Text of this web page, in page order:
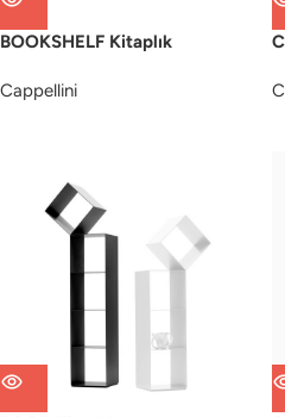
BOOKSHELF Kitaplık
Cappellini